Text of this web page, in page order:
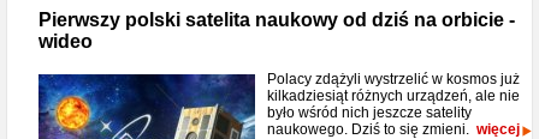
Pierwszy polski satelita naukowy od dziś na orbicie -
wideo
Polacy zdążyli wystrzelić w kosmos już
kilkadziesiąt różnych urządzeń, ale nie
było wśród nich jeszcze satelity
naukowego. Dziś to się zmieni. więcej